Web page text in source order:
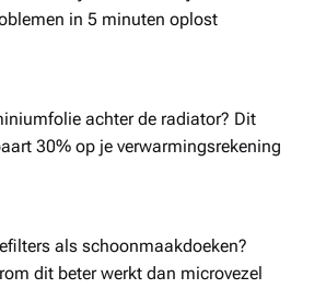
in 5 minuten oplost
achter de radiator? Dit
30% op je verwarmingsrekening
als schoonmaakdoeken?
dit beter werkt dan microvezel